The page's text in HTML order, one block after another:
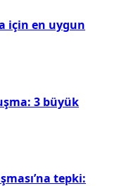
için en uygun
3 büyük
tepki: